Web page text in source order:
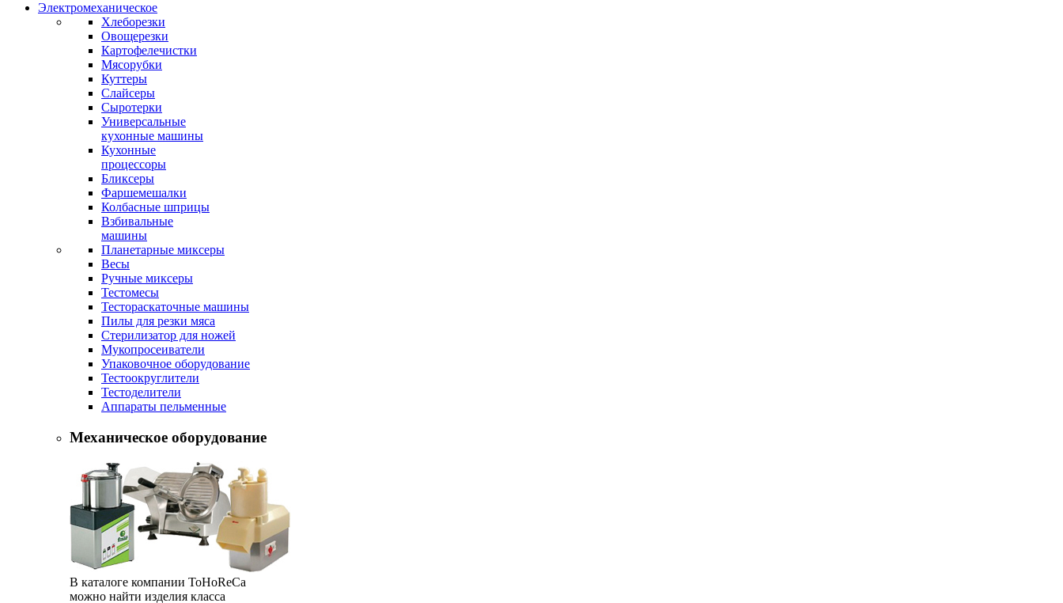
Электромеханическое
Хлеборезки
Овощерезки
Картофелечистки
Мясорубки
Куттеры
Слайсеры
Сыротерки
Универсальные
кухонные машины
Кухонные
процессоры
Бликсеры
Фаршемешалки
Колбасные шприцы
Взбивальные
машины
Планетарные миксеры
Весы
Ручные миксеры
Тестомесы
Тестораскаточные машины
Пилы для резки мяса
Стерилизатор для ножей
Мукопросеиватели
Упаковочное оборудование
Тестоокруглители
Тестоделители
Аппараты пельменные
Механическое оборудование
В каталоге компании ToHoReCa
можно найти изделия класса